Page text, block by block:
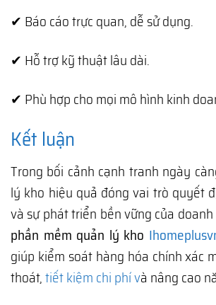
✔ Báo cáo trực quan, dễ sử dụng.
✔ Hỗ trợ kỹ thuật lâu dài.
✔ Phù hợp cho mọi mô hình kinh
Kết luận
Trong bối cảnh cạnh tranh ngày
lý kho hiệu quả đóng vai trò quyết
và sự phát triển bền vững của
phần mềm quản lý kho
giúp kiểm soát hàng hóa chính xác
thoát,tiết kiệm chi phí và nâng cao